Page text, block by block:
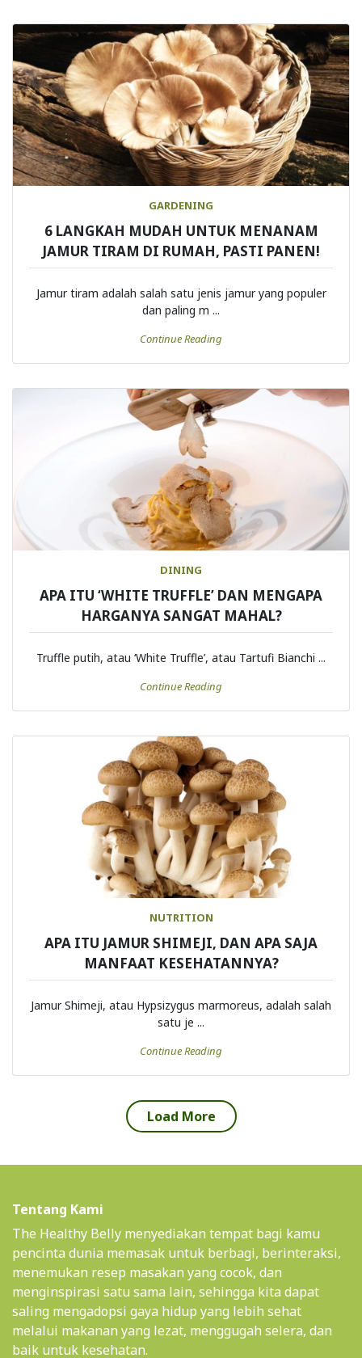
GARDENING
6 LANGKAH MUDAH UNTUK MENANAM
JAMUR TIRAM DI RUMAH, PASTI PANEN!
Jamur tiram adalah salah satu jenis jamur yang populer
DINING
APA ITU ‘WHITE TRUFFLE’ DAN MENGAPA
HARGANYA SANGAT MAHAL?
NUTRITION
APA ITU JAMUR SHIMEJI, DAN APA SAJA
MANFAAT KESEHATANNYA?
Jamur Shimeji, atau Hypsizygus marmoreus, adalah salah
Load More
Tentang Kami
The Healthy Belly menyediakan tempat bagi kamu
pencinta dunia memasak untuk berbagi, berinteraksi,
menemukan resep masakan yang cocok, dan
menginspirasi satu sama lain, sehingga kita dapat
saling mengadopsi gaya hidup yang lebih sehat
melalui makanan yang lezat, menggugah selera, dan